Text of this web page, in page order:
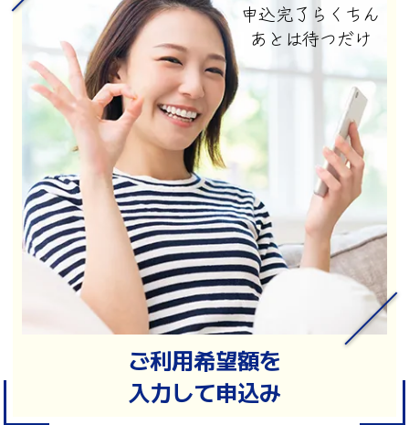
申込完了らくちん
あとは待つだけ
ご利用希望額を
入力して申込み